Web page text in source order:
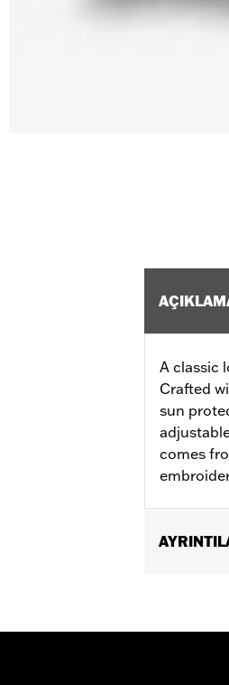
A classic
Crafted
sun
comes
Origin: